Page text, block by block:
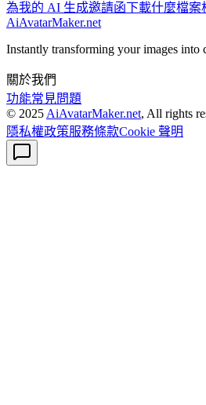
為我的 AI 生成邀請函下載什麼檔案
AiAvatarMaker.net
Instantly transforming your images
關於我們
功能常見問題
© 2025 AiAvatarMaker.net, All rights
隱私權政策服務條款Cookie 聲明